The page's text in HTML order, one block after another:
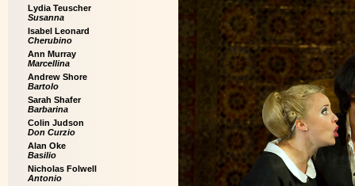
Lydia Teuscher
Susanna
Isabel Leonard
Cherubino
Ann Murray
Marcellina
Andrew Shore
Bartolo
Sarah Shafer
Barbarina
Colin Judson
Don Curzio
Alan Oke
Basilio
Nicholas Folwell
Antonio